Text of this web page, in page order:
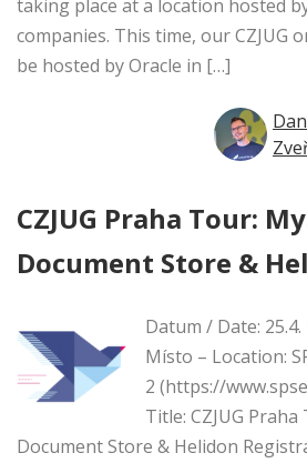
taking place at a location hosted
companies. This time, our CZJUG
be hosted by Oracle in […]
CZJUG Praha Tour:
Document Store &
Datum / Date: 25.4.
Místo – Location:
2 (https://
Title: CZJUG Praha
Document Store & Helidon